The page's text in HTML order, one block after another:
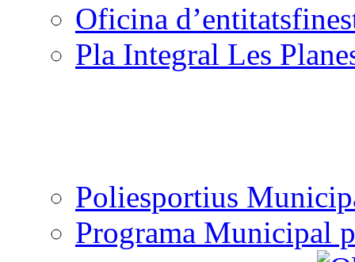
Oficina d’entitats
Pla Integral Les
Poliesportius
Programa Municipal